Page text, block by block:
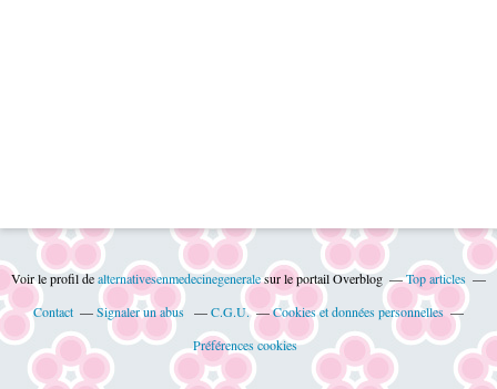
Voir le profil dealternativesenmedecinegeneralesur le portail Overblog
Top articles
Contact
Signaler un abus C.G.U.
Cookies et données personnelles
Préférences cookies